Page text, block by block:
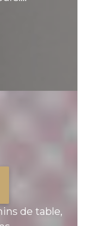
de table,